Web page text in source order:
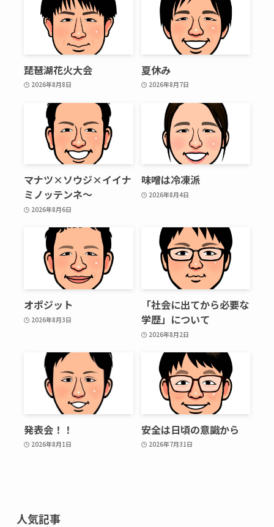
琵琶湖花火大会
2026年8月8日
夏休み
2026年8月7日
マナツ×ソウジ×イイナ
ミノッテンネ～
2026年8月6日
味噌は冷凍派
2026年8月4日
オポジット
2026年8月3日
「社会に出てから必要な
学歴」について
2026年8月2日
発表会！！
2026年8月1日
安全は日頃の意識から
2026年7月31日
人気記事